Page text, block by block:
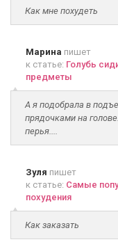
Как мне похудеть
Марина пишет
к статье: Голубь
предметы
А я подобрала в
прядочками на
перья....
Зуля пишет
к статье: Самые
похудения
Как заказать